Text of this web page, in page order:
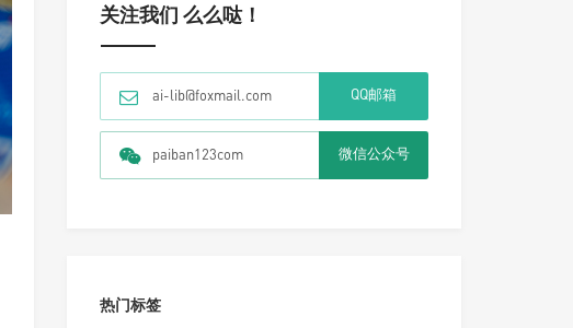
关注我们 么么哒！
ai-lib@foxmail.com QQ邮箱
paiban123com 微信公众号
热门标签